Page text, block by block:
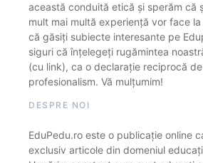
această conduită etică și sperăm că
mult mai multă experiență vor face
că găsiți subiecte interesante pe
siguri că înțelegeți rugămintea
(cu link), ca o declarație reciprocă
profesionalism. Vă mulțumim!
DESPRE NOI
EduPedu.ro este o publicație online
exclusiv articole din domeniul